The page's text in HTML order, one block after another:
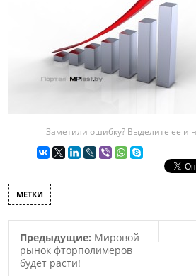
Заметили ошибку? Выделите ее и
МЕТКИ
Предыдущие: Мировой
рынок фторполимеров
будет расти!